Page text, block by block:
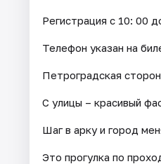
Регистрация с 10: 00
Телефон указан на
Петроградская
С улицы – красивый
Шаг в арку и город
Это прогулка по